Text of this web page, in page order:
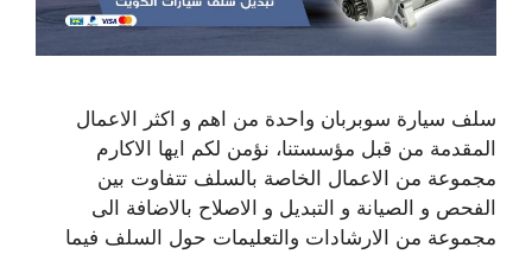
سلف سيارة سوبربان واحدة من اهم و اكثر الاعمال
المقدمة من قبل مؤسستنا، نؤمن لكم ايها الاكارم
مجموعة من الاعمال الخاصة بالسلف تتفاوت بين
الفحص و الصيانة و التبديل و الاصلاح بالاضافة الى
مجموعة من الارشادات والتعليمات حول السلف فيما